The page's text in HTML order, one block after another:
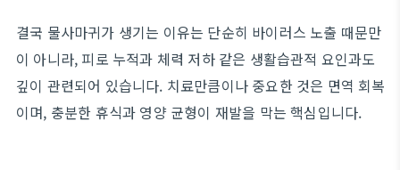
결국 물사마귀가 생기는 이유는 단순히 바이러스 노출 때문만
이 아니라, 피로 누적과 체력 저하 같은 생활습관적 요인과도
깊이 관련되어 있습니다. 치료만큼이나 중요한 것은 면역 회복
이며, 충분한 휴식과 영양 균형이 재발을 막는 핵심입니다.